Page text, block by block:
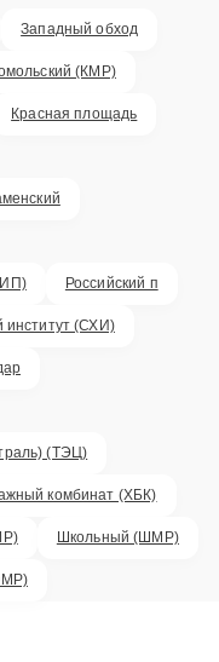
Западный обход
(КМР)
Красная площадь
Российский п
институт (СХИ)
(ТЭЦ)
комбинат (ХБК)
Школьный (ШМР)